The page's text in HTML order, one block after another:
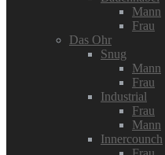
Mann
Frau
Das Ohr
Snug
Mann
Frau
Industrial
Frau
Mann
Innercounch